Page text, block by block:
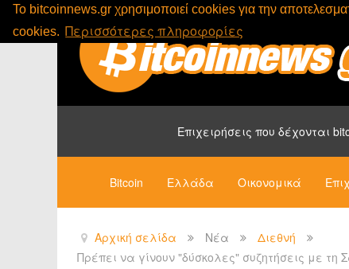
To bitcoinnews.gr χρησιμοποιεί cookies για την
cookies. Περισσότερες πληροφορίες
Επιχειρήσεις που δέχονται
Bitcoin Ελλάδα Οικονομικά
Αρχική σελίδα Νέα
Διεθνή
Πρέπει να γίνουν "δύσκολες" συζητήσεις με τη